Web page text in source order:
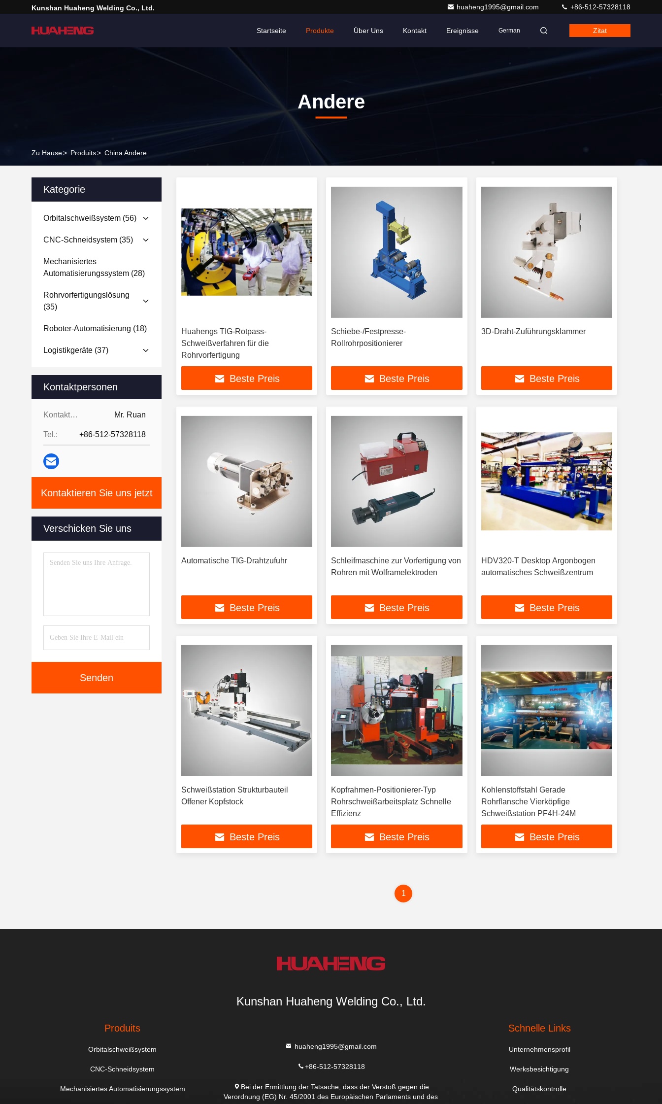
Kunshan Huaheng Welding Co., Ltd. huaheng1995@gmail.com +86-512-57328118
Startseite Produkte Über Uns Kontakt Ereignisse German Zitat
Andere
Zu Hause> Produits> China Andere
Kategorie
Orbitalschweißsystem (56)
CNC-Schneidsystem (35)
Mechanisiertes
Automatisierungssystem (28)
Rohrvorfertigungslösung
(35)
Roboter-Automatisierung (18)
Logistikgeräte (37)
Kontaktpersonen
Kontaktpersonen: Mr. Ruan
Tel.: +86-512-57328118
Kontaktieren Sie uns jetzt
Verschicken Sie uns
Senden
Huahengs TIG-Rotpass-
Schweißverfahren für die
Rohrvorfertigung
Beste Preis
Schiebe-/Festpresse-
Rollrohrpositionierer
Beste Preis
3D-Draht-Zuführungsklammer
Beste Preis
Automatische TIG-Drahtzufuhr
Beste Preis
Schleifmaschine zur Vorfertigung von
Rohren mit Wolframelektroden
Beste Preis
HDV320-T Desktop Argonbogen
automatisches Schweißzentrum
Beste Preis
Schweißstation Strukturbauteil
Offener Kopfstock
Beste Preis
Kopfrahmen-Positionierer-Typ
Rohrschweißarbeitsplatz Schnelle
Effizienz
Beste Preis
Kohlenstoffstahl Gerade
Rohrflansche Vierköpfige
Schweißstation PF4H-24M
Beste Preis
1
Kunshan Huaheng Welding Co., Ltd.
Produits
Orbitalschweißsystem
CNC-Schneidsystem
Mechanisiertes Automatisierungssystem
huaheng1995@gmail.com
+86-512-57328118
Bei der Ermittlung der Tatsache, dass der Verstoß gegen die
Verordnung (EG) Nr. 45/2001 des Europäischen Parlaments und des
Schnelle Links
Unternehmensprofil
Werksbesichtigung
Qualitätskontrolle